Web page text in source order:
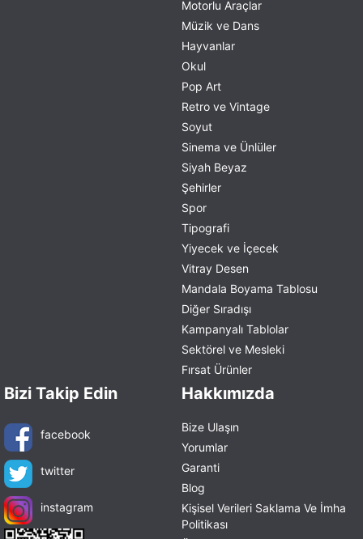
Motorlu Araçlar
Müzik ve Dans
Hayvanlar
Okul
Pop Art
Retro ve Vintage
Soyut
Sinema ve Ünlüler
Siyah Beyaz
Şehirler
Spor
Tipografi
Yiyecek ve İçecek
Vitray Desen
Mandala Boyama Tablosu
Diğer Sıradışı
Kampanyalı Tablolar
Sektörel ve Mesleki
Fırsat Ürünler
Bizi Takip Edin
facebook
twitter
instagram
Hakkımızda
Bize Ulaşın
Yorumlar
Garanti
Blog
Kişisel Verileri Saklama Ve İmha
Politikası